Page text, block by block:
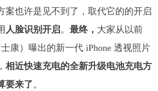
案也许是见不到了，取代它的的开启
人脸识别开启。最终， 大家从以前
康）曝出的新一代 iPhone 透视照片
相近快速充电的全新升级电池充电方
要来了。